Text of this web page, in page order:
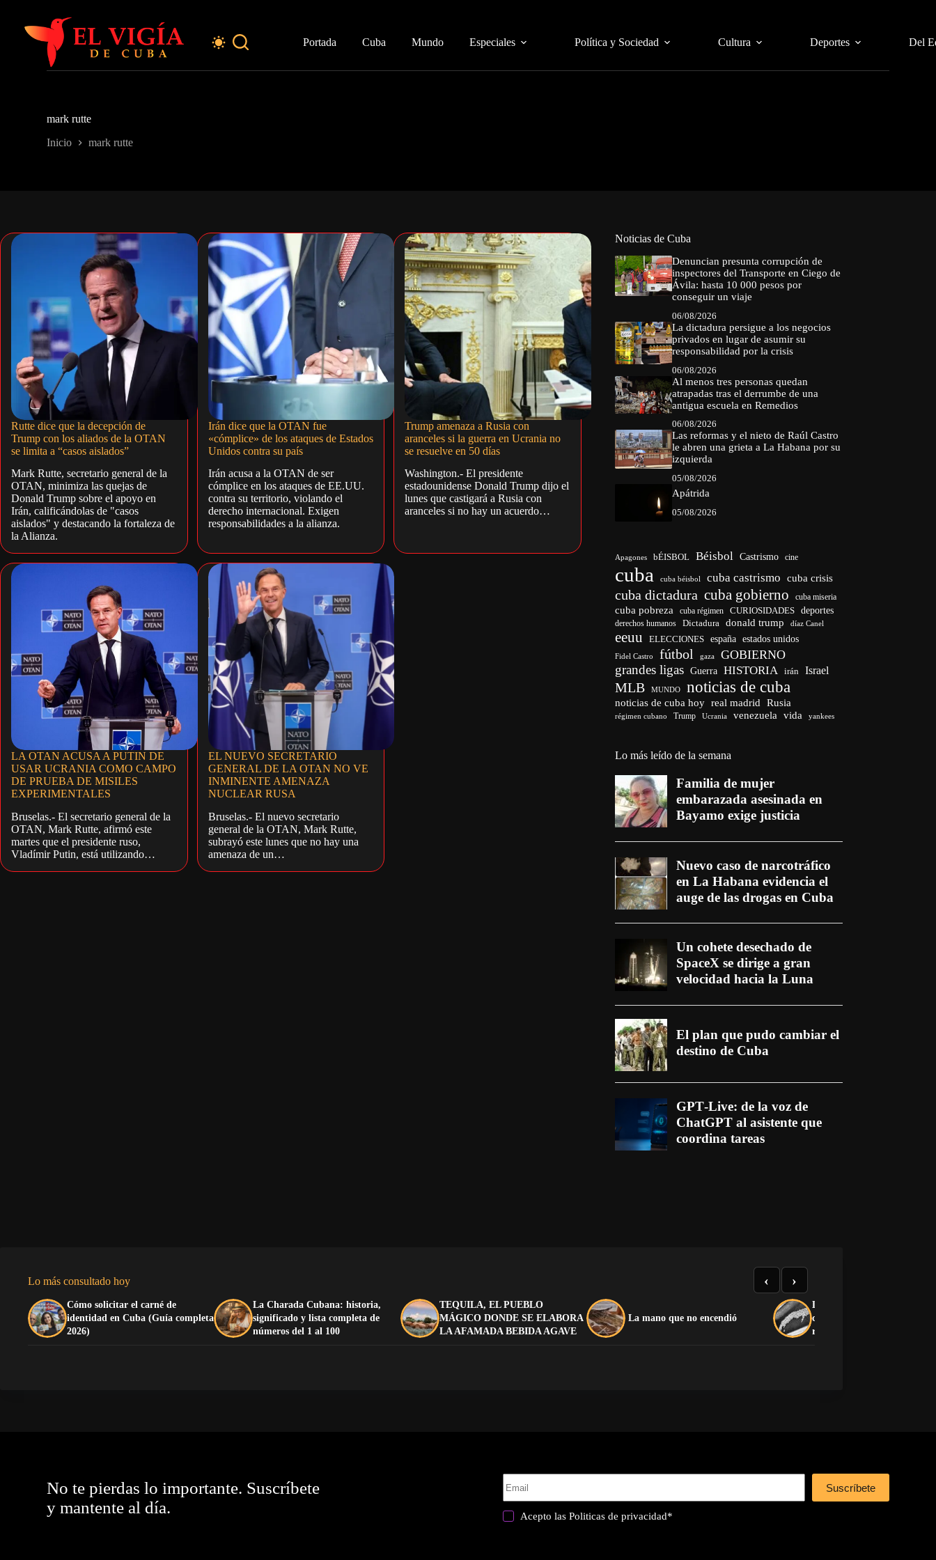
contenido
Portada
Cuba Mundo Especiales Política y Sociedad Cultura Deportes Del
mark rutte
Inicio mark rutte
Rutte dice que la decepción de
Trump con los aliados de la OTAN
se limita a “casos aislados”
Mark Rutte, secretario general de la
OTAN, minimiza las quejas de
Donald Trump sobre el apoyo en
Irán, calificándolas de "casos
aislados" y destacando la fortaleza de
la Alianza.
Irán dice que la OTAN fue
«cómplice» de los ataques de Estados
Unidos contra su país
Irán acusa a la OTAN de ser
cómplice en los ataques de EE.UU.
contra su territorio, violando el
derecho internacional. Exigen
responsabilidades a la alianza.
Trump amenaza a Rusia con
aranceles si la guerra en Ucrania no
se resuelve en 50 días
Washington.- El presidente
estadounidense Donald Trump dijo el
lunes que castigará a Rusia con
aranceles si no hay un acuerdo…
LA OTAN ACUSA A PUTIN DE
USAR UCRANIA COMO CAMPO
DE PRUEBA DE MISILES
EXPERIMENTALES
Bruselas.- El secretario general de la
OTAN, Mark Rutte, afirmó este
martes que el presidente ruso,
Vladímir Putin, está utilizando…
EL NUEVO SECRETARIO
GENERAL DE LA OTAN NO VE
INMINENTE AMENAZA
NUCLEAR RUSA
Bruselas.- El nuevo secretario
general de la OTAN, Mark Rutte,
subrayó este lunes que no hay una
amenaza de un…
Noticias de Cuba
Denuncian presunta corrupción de
inspectores del Transporte en Ciego de
Ávila: hasta 10 000 pesos por
conseguir un viaje
06/08/2026
La dictadura persigue a los negocios
privados en lugar de asumir su
responsabilidad por la crisis
06/08/2026
Al menos tres personas quedan
atrapadas tras el derrumbe de una
antigua escuela en Remedios
06/08/2026
Las reformas y el nieto de Raúl Castro
le abren una grieta a La Habana por su
izquierda
05/08/2026
Apátrida
05/08/2026
Apagones bÉISBOL Béisbol Castrismo cine
cuba cuba béisbol cuba castrismo cuba crisis
cuba dictadura cuba gobierno cuba miseria
cuba pobreza cuba régimen CURIOSIDADES deportes
derechos humanos Dictadura donald trump díaz Canel
eeuu ELECCIONES españa estados unidos
Fidel Castro fútbol gaza GOBIERNO
grandes ligas Guerra HISTORIA irán Israel
MLB MUNDO noticias de cuba
noticias de cuba hoy real madrid Rusia
régimen cubano Trump Ucrania venezuela vida yankees
Lo más leído de la semana
Lo más consultado hoy
Cómo solicitar el carné de
identidad en Cuba (Guía completa
2026)
La Charada Cubana: historia,
significado y lista completa de
números del 1 al 100
TEQUILA, EL PUEBLO
MÁGICO DONDE SE ELABORA
LA AFAMADA BEBIDA AGAVE
La mano que no encendió
La soberanía como disfraz:
cuando el capitalismo
revolución
‹ ›
No te pierdas lo importante. Suscríbete
y mantente al día.
Suscríbete
Acepto lasPoliticas de privacidad*